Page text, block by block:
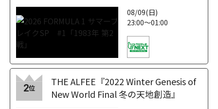
08/09(日)
23:00～01:00
2位
THE ALFEE『2022 Winter Genesis of
New World Final 冬の天地創造』